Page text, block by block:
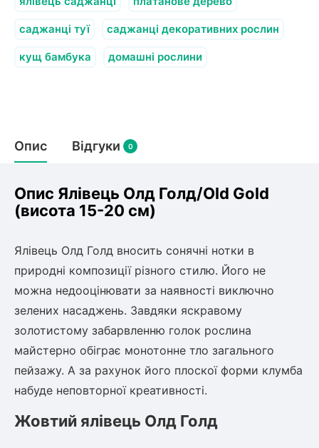
Оливкове Дерево
Нектарин
Алича
Хурма
Шовковиця
Абрикос
Обліпиха
Смородина
Агрус
Актинідія
Ірга
Платан
Тамарикс
Вейгела
Пухироплідник
Спірея
Азалія
Штамбові троянди
Бузок
Жасмин (Чубушник)
Будлея
Лавровишня
Кизильник
Бобовник (Жерновець)
Калина
Піраканта
Бузина
Кріплення агроволокна (агротканини)
Сітка затіняюча
Садова техніка
Картоплекопалки
Навантажувачі
саджанці туї саджанці декоративних рослин
кущ бамбука домашні рослини
Опис Відгуки 0
Опис Ялівець Олд Голд/Old Gold
(висота 15-20 см)
Ялівець Олд Голд вносить сонячні нотки в
природні композиції різного стилю. Його не
можна недооцінювати за наявності виключно
зелених насаджень. Завдяки яскравому
золотистому забарвленню голок рослина
майстерно обіграє монотонне тло загального
пейзажу. А за рахунок його плоскої форми клумба
набуде неповторної креативності.
Жовтий ялівець Олд Голд